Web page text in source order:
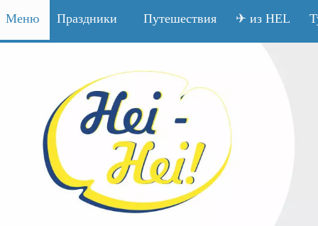
Меню Праздники Путешествия ✈ из HEL